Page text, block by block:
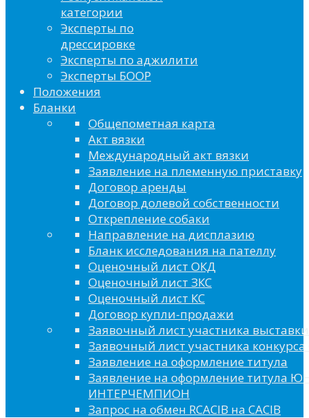
категории
Эксперты по
дрессировке
Эксперты по аджилити
Эксперты БООР
Положения
Бланки
Общепометная карта
Акт вязки
Международный акт вязки
Заявление на племенную приставку
Договор аренды
Договор долевой собственности
Открепление собаки
Направление на дисплазию
Бланк исследования на пателлу
Оценочный лист ОКД
Оценочный лист ЗКС
Оценочный лист КС
Договор купли-продажи
Заявочный лист участника выставки
Заявочный лист участника конкурса
Заявление на оформление титула
Заявление на оформление титула
ИНТЕРЧЕМПИОН
Запрос на обмен RCACIB на CACIB